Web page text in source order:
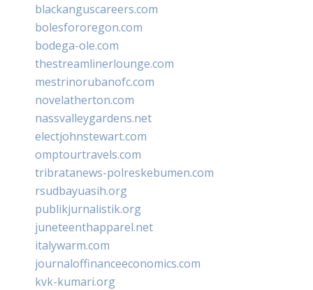
blackanguscareers.com
bolesfororegon.com
bodega-ole.com
thestreamlinerlounge.com
mestrinorubanofc.com
novelatherton.com
nassvalleygardens.net
electjohnstewart.com
omptourtravels.com
tribratanews-polreskebumen.com
rsudbayuasih.org
publikjurnalistik.org
juneteenthapparel.net
italywarm.com
journaloffinanceeconomics.com
kvk-kumari.org